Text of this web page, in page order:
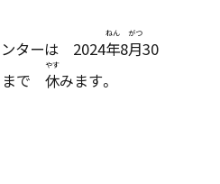
ターは 2024年8月30
まで 休みます。